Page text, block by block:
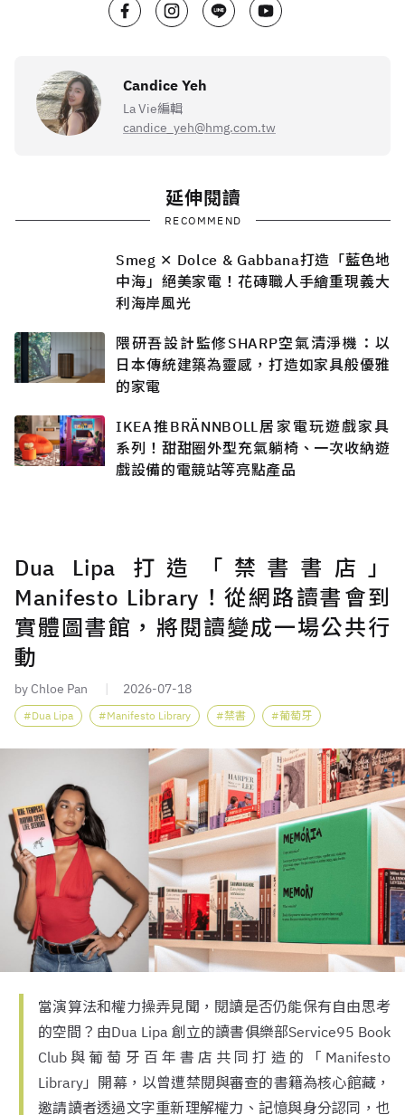
Candice Yeh
La Vie編輯
candice_yeh@hmg.com.tw
延伸閱讀
RECOMMEND
Smeg ✕ Dolce & Gabbana打造「藍色地
中海」絕美家電！花磚職人手繪重現義大
利海岸風光
隈研吾設計監修SHARP空氣清淨機：以
日本傳統建築為靈感，打造如家具般優雅
的家電
IKEA推BRÄNNBOLL居家電玩遊戲家具
系列！甜甜圈外型充氣躺椅、一次收納遊
戲設備的電競站等亮點產品
Dua Lipa 打造「禁書書店」
Manifesto Library！從網路讀書會到
實體圖書館，將閱讀變成一場公共行
動
by Chloe Pan 2026-07-18
Dua Lipa Manifesto Library 禁書 葡萄牙
當演算法和權力操弄見聞，閱讀是否仍能保有自由思考
的空間？由Dua Lipa 創立的讀書俱樂部Service95 Book
Club與葡萄牙百年書店共同打造的「Manifesto
Library」開幕，以曾遭禁閱與審查的書籍為核心館藏，
邀請讀者透過文字重新理解權力、記憶與身分認同，也